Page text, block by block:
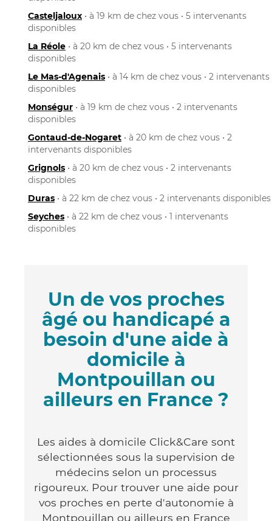
Casteljaloux • à 19 km de chez vous • 5 intervenants
disponibles
La Réole • à 20 km de chez vous • 5 intervenants
disponibles
Le Mas-d'Agenais • à 14 km de chez vous • 2 intervenants
disponibles
Monségur • à 19 km de chez vous • 2 intervenants
disponibles
Gontaud-de-Nogaret • à 20 km de chez vous • 2
intervenants disponibles
Grignols • à 20 km de chez vous • 2 intervenants
disponibles
Duras • à 22 km de chez vous • 2 intervenants disponibles
Seyches • à 22 km de chez vous • 1 intervenants
disponibles
Un de vos proches
âgé ou handicapé a
besoin d'une aide à
domicile à
Montpouillan ou
ailleurs en France ?
Les aides à domicile Click&Care sont
sélectionnées sous la supervision de
médecins selon un processus
rigoureux. Pour trouver une aide pour
vos proches en perte d'autonomie à
Montpouillan ou ailleurs en France